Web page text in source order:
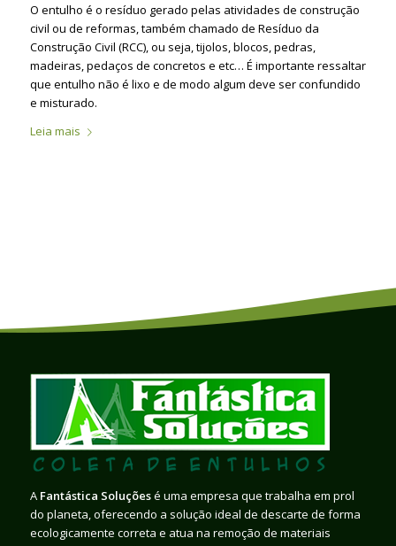
O entulho é o resíduo gerado pelas atividades de construção
civil ou de reformas, também chamado de Resíduo da
Construção Civil (RCC), ou seja, tijolos, blocos, pedras,
madeiras, pedaços de concretos e etc… É importante ressaltar
que entulho não é lixo e de modo algum deve ser confundido
e misturado.
Leia mais
A Fantástica Soluçõesé uma empresa que trabalha em prol
do planeta, oferecendo a solução ideal de descarte de forma
ecologicamente correta e atua na remoção de materiais